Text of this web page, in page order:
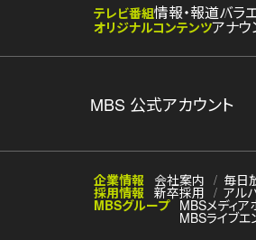
テレビ番組情報・報道バラ
オリジナルコンテンツアナウ
MBS 公式アカウント
企業情報 会社案内 毎日
採用情報 新卒採用 アル
MBSグループ MBSメディア
MBSライブエ